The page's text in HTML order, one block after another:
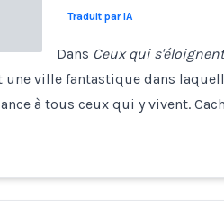
Traduit par IA
Dans Ceux qui
une ville fantastique dans
à tous ceux qui y vivent.